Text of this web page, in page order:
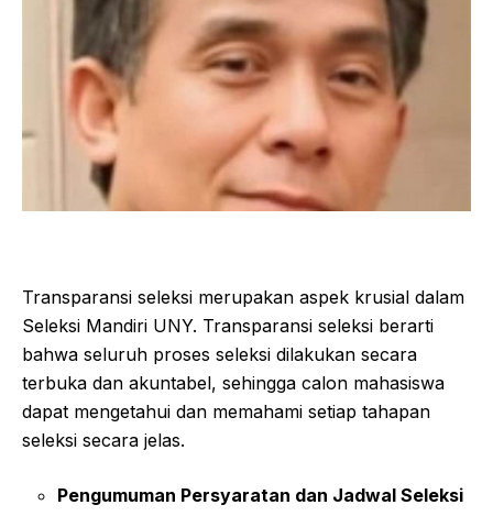
Transparansi seleksi merupakan aspek krusial dalam
Seleksi Mandiri UNY. Transparansi seleksi berarti
bahwa seluruh proses seleksi dilakukan secara
terbuka dan akuntabel, sehingga calon mahasiswa
dapat mengetahui dan memahami setiap tahapan
seleksi secara jelas.
Pengumuman Persyaratan dan Jadwal Seleksi